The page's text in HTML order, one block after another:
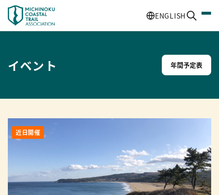
ENGLISH
イベント 年間予定表
近日開催